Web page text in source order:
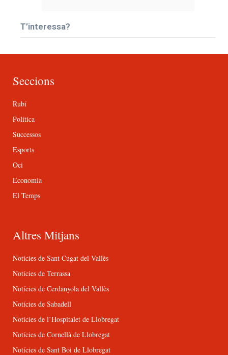
T’interessa?
Seccions
Rubí
Política
Successos
Esports
Oci
Economia
El Temps
Altres Mitjans
Notícies de Sant Cugat del Vallès
Notícies de Terrassa
Notícies de Cerdanyola del Vallès
Notícies de Sabadell
Notícies de l’Hospitalet de Llobregat
Notícies de Cornellà de Llobregat
Notícies de Sant Boi de Llobregat